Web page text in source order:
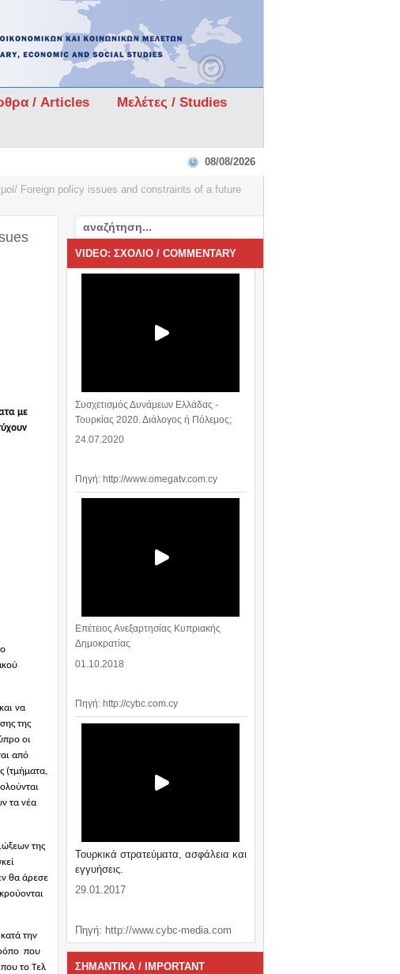
/ Articles
Μελέτες / Studies
08/08/2026
Foreign policy issues and constraints of a future
με
να
της
οι
από
(τμήματα,
τα νέα
της
θα άρεσε
την
που
το Τελ
VIDEO: ΣΧΟΛΙΟ / COMMENTARY
Συσχετισμός Δυνάμεων Ελλάδας -
Τουρκίας 2020. Διάλογος ή Πόλεμος;
24.07.2020
Πηγή: http://www.omegatv.com.cy
Επέτειος Ανεξαρτησίας Κυπριακής
Δημοκρατίας
01.10.2018
Πηγή: http://cybc.com.cy
Τουρκικά στρατεύματα, ασφάλεια και
εγγυήσεις.
29.01.2017
Πηγή: http://www.cybc-media.com
ΣΗΜΑΝΤΙΚΑ / IMPORTANT